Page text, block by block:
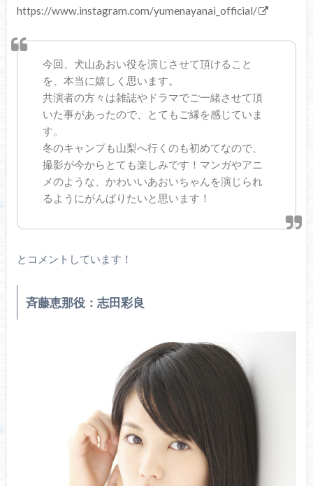
https://www.instagram.com/yumenayanai_official/
今回、犬山あおい役を演じさせて頂けること
を、本当に嬉しく思います。
共演者の方々は雑誌やドラマでご一緒させて頂
いた事があったので、とてもご縁を感じていま
す。
冬のキャンプも山梨へ行くのも初めてなので、
撮影が今からとても楽しみです！マンガやアニ
メのような、かわいいあおいちゃんを演じられ
るようにがんばりたいと思います！
とコメントしています！
斉藤恵那役：志田彩良